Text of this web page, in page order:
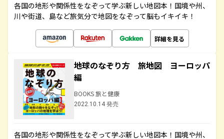
各国の地形や関係性をなぞって学ぶ新しい地図本！国境や州、
川や街道、島など旅気分で地図をなぞって脳もイキイキ！
詳細を見る
地球のなぞり方 旅地図 ヨーロッパ
編
BOOKS 旅と健康
2022.10.14 発売
各国の地形や関係性をなぞって学ぶ新しい地図本！国境や州、